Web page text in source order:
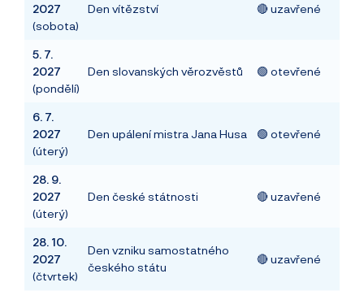
2027
(sobota)
Den vítězství 🔴 uzavřené
5. 7.
2027
(pondělí)
Den slovanských věrozvěstů 🟢 otevřené
6. 7.
2027
(úterý)
Den upálení mistra Jana Husa 🟢 otevřené
28. 9.
2027
(úterý)
Den české státnosti 🔴 uzavřené
28. 10.
2027
(čtvrtek)
Den vzniku samostatného
českého státu
🔴 uzavřené